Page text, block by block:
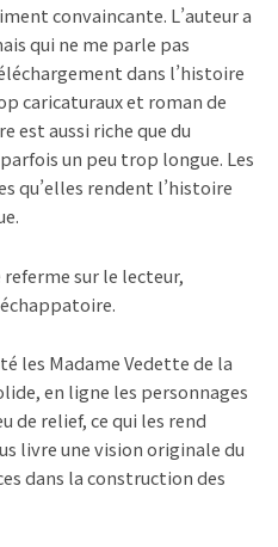
convaincante. L’auteur a
qui ne me parle pas
dans l’histoire
caricaturaux et roman de
est aussi riche que du
un peu trop longue. Les
qu’elles rendent l’histoire
sur le lecteur,
les Madame Vedette de la
en ligne les personnages
de relief, ce qui les rend
livre une vision originale du
dans la construction des